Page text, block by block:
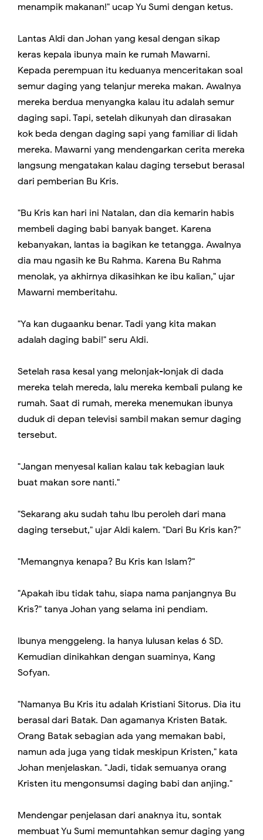
menampik makanan!" ucap Yu Sumi dengan ketus.
Lantas Aldi dan Johan yang kesal dengan sikap
keras kepala ibunya main ke rumah Mawarni.
Kepada perempuan itu keduanya menceritakan soal
semur daging yang telanjur mereka makan. Awalnya
mereka berdua menyangka kalau itu adalah semur
daging sapi. Tapi, setelah dikunyah dan dirasakan
kok beda dengan daging sapi yang familiar di lidah
mereka. Mawarni yang mendengarkan cerita mereka
langsung mengatakan kalau daging tersebut berasal
dari pemberian Bu Kris.
"Bu Kris kan hari ini Natalan, dan dia kemarin habis
membeli daging babi banyak banget. Karena
kebanyakan, lantas ia bagikan ke tetangga. Awalnya
dia mau ngasih ke Bu Rahma. Karena Bu Rahma
menolak, ya akhirnya dikasihkan ke ibu kalian," ujar
Mawarni memberitahu.
"Ya kan dugaanku benar. Tadi yang kita makan
adalah daging babi!" seru Aldi.
Setelah rasa kesal yang melonjak-lonjak di dada
mereka telah mereda, lalu mereka kembali pulang ke
rumah. Saat di rumah, mereka menemukan ibunya
duduk di depan televisi sambil makan semur daging
tersebut.
"Jangan menyesal kalian kalau tak kebagian lauk
buat makan sore nanti."
"Sekarang aku sudah tahu Ibu peroleh dari mana
daging tersebut," ujar Aldi kalem. "Dari Bu Kris kan?"
"Memangnya kenapa? Bu Kris kan Islam?"
"Apakah ibu tidak tahu, siapa nama panjangnya Bu
Kris?" tanya Johan yang selama ini pendiam.
Ibunya menggeleng. Ia hanya lulusan kelas 6 SD.
Kemudian dinikahkan dengan suaminya, Kang
Sofyan.
"Namanya Bu Kris itu adalah Kristiani Sitorus. Dia itu
berasal dari Batak. Dan agamanya Kristen Batak.
Orang Batak sebagian ada yang memakan babi,
namun ada juga yang tidak meskipun Kristen," kata
Johan menjelaskan. "Jadi, tidak semuanya orang
Kristen itu mengonsumsi daging babi dan anjing."
Mendengar penjelasan dari anaknya itu, sontak
membuat Yu Sumi memuntahkan semur daging yang